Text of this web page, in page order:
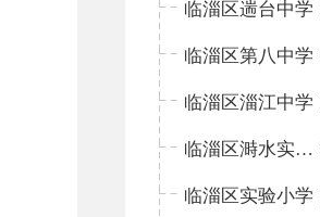
临淄区遄台中学
临淄区第八中学
临淄区淄江中学
临淄区溡水实验学校
临淄区实验小学